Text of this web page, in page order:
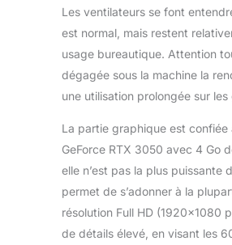
pour
Les ventilateurs se font
est normal, mais restent
usage bureautique. Attention
dégagée sous la machine la
une utilisation prolongée sur les
La partie graphique est confiée
GeForce RTX 3050 avec 4 Go
elle n’est pas la plus puissante
permet de s’adonner à la
résolution Full HD (1920×1080
de détails élevé, en visant les